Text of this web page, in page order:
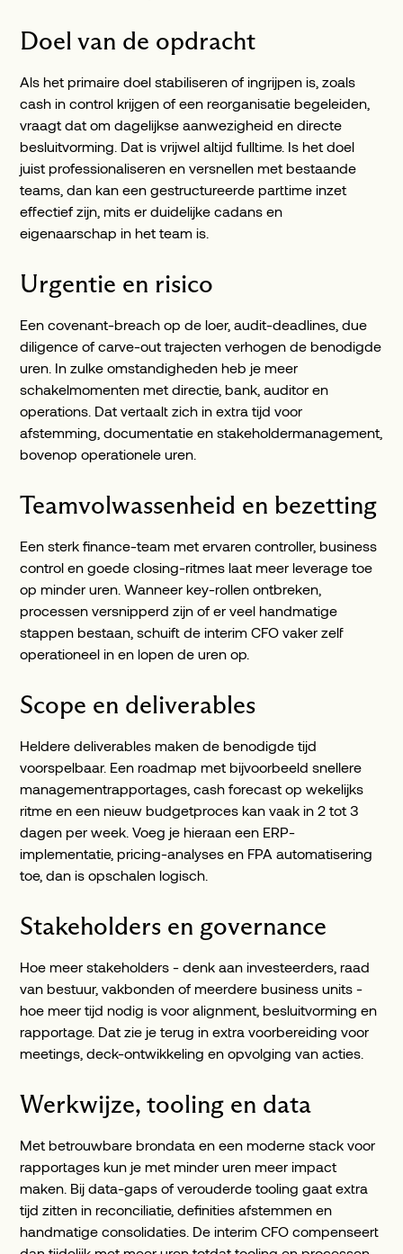
Doel van de opdracht
Als het primaire doel stabiliseren of ingrijpen is, zoals
cash in control krijgen of een reorganisatie begeleiden,
vraagt dat om dagelijkse aanwezigheid en directe
besluitvorming. Dat is vrijwel altijd fulltime. Is het doel
juist professionaliseren en versnellen met bestaande
teams, dan kan een gestructureerde parttime inzet
effectief zijn, mits er duidelijke cadans en
eigenaarschap in het team is.
Urgentie en risico
Een covenant-breach op de loer, audit-deadlines, due
diligence of carve-out trajecten verhogen de benodigde
uren. In zulke omstandigheden heb je meer
schakelmomenten met directie, bank, auditor en
operations. Dat vertaalt zich in extra tijd voor
afstemming, documentatie en stakeholdermanagement,
bovenop operationele uren.
Teamvolwassenheid en bezetting
Een sterk finance-team met ervaren controller, business
control en goede closing-ritmes laat meer leverage toe
op minder uren. Wanneer key-rollen ontbreken,
processen versnipperd zijn of er veel handmatige
stappen bestaan, schuift de interim CFO vaker zelf
operationeel in en lopen de uren op.
Scope en deliverables
Heldere deliverables maken de benodigde tijd
voorspelbaar. Een roadmap met bijvoorbeeld snellere
managementrapportages, cash forecast op wekelijks
ritme en een nieuw budgetproces kan vaak in 2 tot 3
dagen per week. Voeg je hieraan een ERP-
implementatie, pricing-analyses en FPA automatisering
toe, dan is opschalen logisch.
Stakeholders en governance
Hoe meer stakeholders - denk aan investeerders, raad
van bestuur, vakbonden of meerdere business units -
hoe meer tijd nodig is voor alignment, besluitvorming en
rapportage. Dat zie je terug in extra voorbereiding voor
meetings, deck-ontwikkeling en opvolging van acties.
Werkwijze, tooling en data
Met betrouwbare brondata en een moderne stack voor
rapportages kun je met minder uren meer impact
maken. Bij data-gaps of verouderde tooling gaat extra
tijd zitten in reconciliatie, definities afstemmen en
handmatige consolidaties. De interim CFO compenseert